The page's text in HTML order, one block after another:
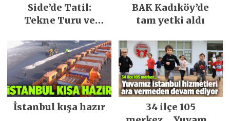
Side’de Tatil:
Tekne Turu ve
BAK Kadıköy’de
tam yetki aldı
İstanbul kışa hazır
34 ilçe 105